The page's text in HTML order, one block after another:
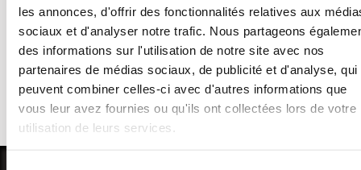
les annonces, d'offrir des fonctionnalités relatives aux
sociaux et d'analyser notre trafic. Nous partageons
des informations sur l'utilisation de notre site avec nos
partenaires de médias sociaux, de publicité et d'analyse, qui
peuvent combiner celles-ci avec d'autres informations que
vous leur avez fournies ou qu'ils ont collectées lors de votre
utilisation de leurs services.
polyester - SANTA
CLARA
39,00€ TTC
Gants tactiles,Gants taille unique
Mix Laine / Polyester / Non doublé
/ 5 couleurs